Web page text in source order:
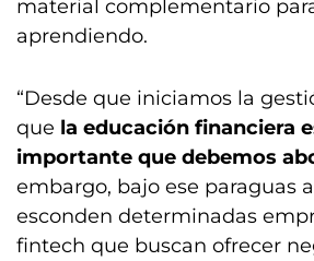
material complementario
aprendiendo.
“Desde que iniciamos la
que la educación financiera
importante que debemos
embargo, bajo ese paraguas
esconden determinadas
fintech que buscan ofrecer